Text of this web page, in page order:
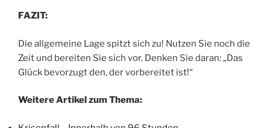
FAZIT:
Die allgemeine Lage spitzt sich zu! Nutzen Sie noch die
Zeit und bereiten Sie sich vor. Denken Sie daran: „Das
Glück bevorzugt den, der vorbereitet ist!“
Weitere Artikel zum Thema: